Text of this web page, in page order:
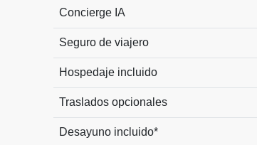
Concierge IA
Seguro de viajero
Hospedaje incluido
Traslados opcionales
Desayuno incluido*